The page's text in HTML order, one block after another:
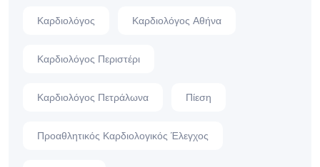
Καρδιολόγος Καρδιολόγος Αθήνα
Καρδιολόγος Περιστέρι
Καρδιολόγος Πετράλωνα Πίεση
Προαθλητικός Καρδιολογικός Έλεγχος